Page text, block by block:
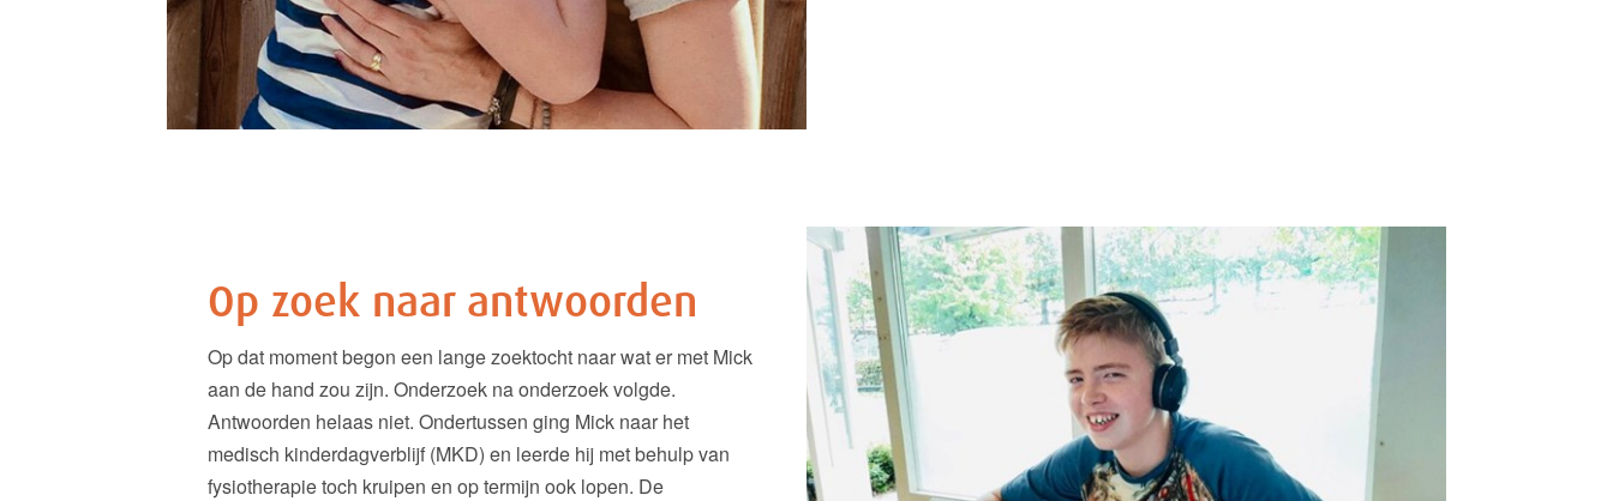
Op zoek naar antwoorden
Op dat moment begon een lange zoektocht naar wat er met Mick
aan de hand zou zijn. Onderzoek na onderzoek volgde.
Antwoorden helaas niet. Ondertussen ging Mick naar het
medisch kinderdagverblijf (MKD) en leerde hij met behulp van
fysiotherapie toch kruipen en op termijn ook lopen. De